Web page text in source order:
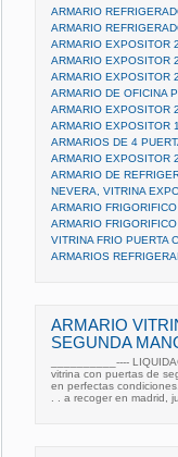
ARMARIO
ARMARIO
ARMARIO EXPOSITOR
ARMARIO EXPOSITOR
ARMARIO EXPOSITOR
ARMARIO DE OFICINA
ARMARIO EXPOSITOR
ARMARIO EXPOSITOR
ARMARIOS DE 4
ARMARIO EXPOSITOR
ARMARIO DE
NEVERA, VITRINA
ARMARIO
ARMARIO
VITRINA FRIO PUERTA
ARMARIOS
ARMARIO
SEGUNDA
__________----
vitrina con puertas de
en perfectas
. . a recoger en madrid,